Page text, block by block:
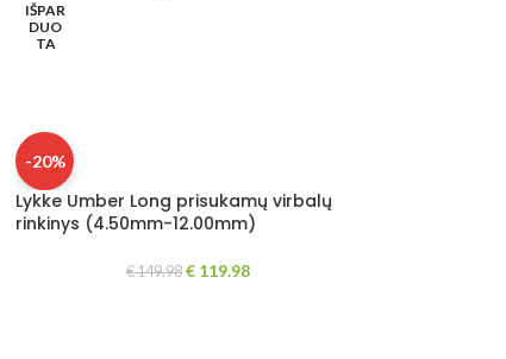
IŠPAR
DUO
TA
-20%
Lykke Umber Long prisukamų virbalų
rinkinys (4.50mm-12.00mm)
€149.98 € 119.98